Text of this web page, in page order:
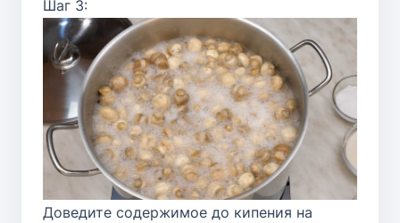
Шаг 3:
Доведите содержимое до кипения на